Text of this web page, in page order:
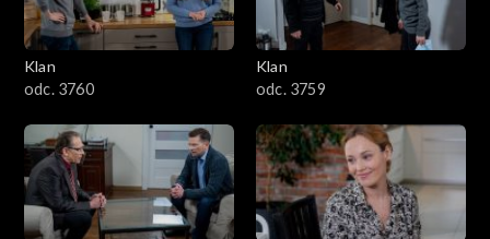
Klan
odc. 3760
Klan
odc. 3759